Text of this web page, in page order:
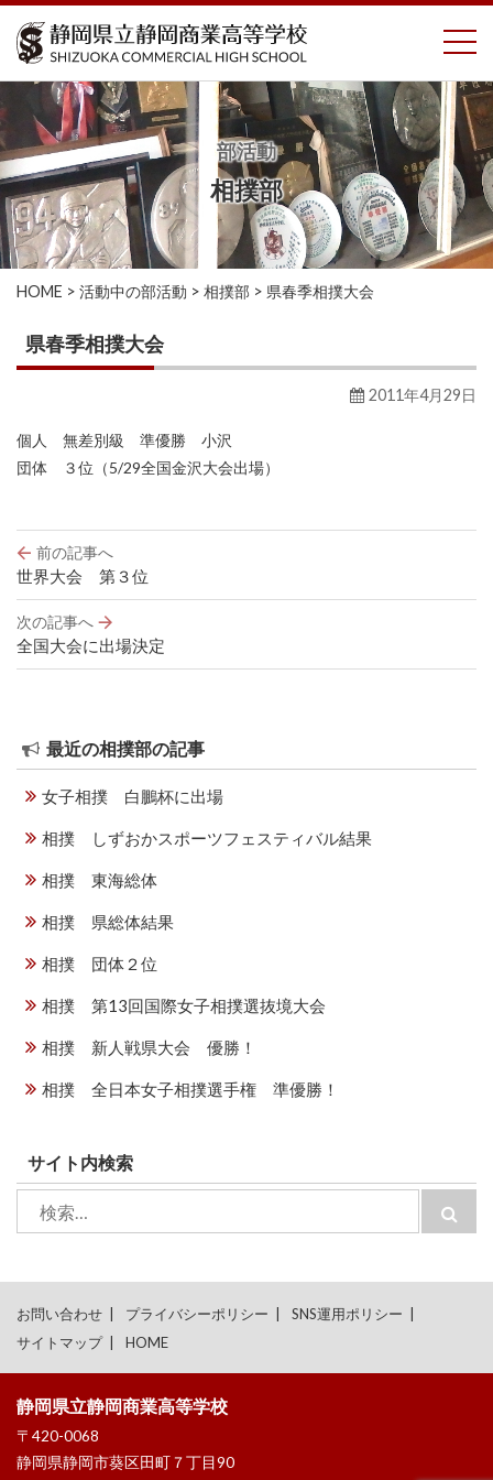
コ
ツ
へ
ス
キ
ッ
プ
部活動
相撲部
HOME > 活動中の部活動 > 相撲部 > 県春季相撲大会
県春季相撲大会
2011年4月29日
個人 無差別級 準優勝 小沢
団体 ３位（5/29全国金沢大会出場）
投
稿
ビ
ゲ
ー
ン
前の記事へ
世界大会 第３位
次の記事へ
全国大会に出場決定
最近の相撲部の記事
女子相撲 白鵬杯に出場
相撲 しずおかスポーツフェスティバル結果
相撲 東海総体
相撲 県総体結果
相撲 団体２位
相撲 第13回国際女子相撲選抜境大会
相撲 新人戦県大会 優勝！
相撲 全日本女子相撲選手権 準優勝！
サイト内検索
索:
索
お問い合わせ プライバシーポリシー
SNS運用ポリシー
サイトマップ
HOME
静岡県立静岡商業高等学校
〒420-0068
静岡県静岡市葵区田町７丁目90